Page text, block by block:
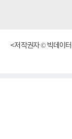
<저작권자 © 빅데이